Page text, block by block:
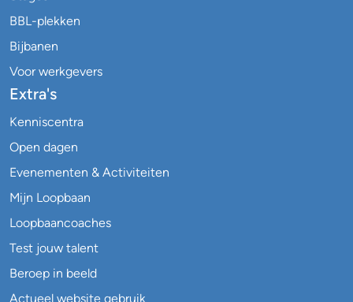
BBL-plekken
Bijbanen
Voor werkgevers
Extra's
Kenniscentra
Open dagen
Evenementen & Activiteiten
Mijn Loopbaan
Loopbaancoaches
Test jouw talent
Beroep in beeld
Actueel website gebruik